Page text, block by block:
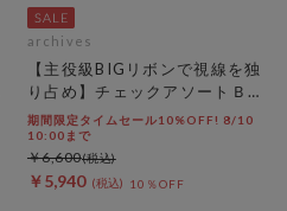
archives
【主役級BIGリボンで視線を独
り占め】チェックアソートＢＩ
Ｇリボンキャミビスチェ
期間限定タイムセール10%OFF! 8/10
10:00まで
￥5,940 10％OFF
￥6,600